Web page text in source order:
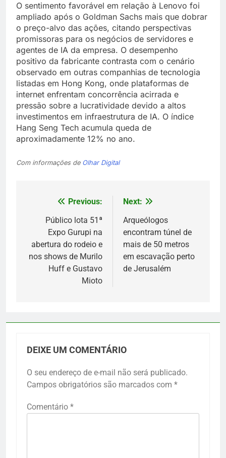
O sentimento favorável em relação à Lenovo foi
ampliado após o Goldman Sachs mais que dobrar
o preço-alvo das ações, citando perspectivas
promissoras para os negócios de servidores e
agentes de IA da empresa. O desempenho
positivo da fabricante contrasta com o cenário
observado em outras companhias de tecnologia
listadas em Hong Kong, onde plataformas de
internet enfrentam concorrência acirrada e
pressão sobre a lucratividade devido a altos
investimentos em infraestrutura de IA. O índice
Hang Seng Tech acumula queda de
aproximadamente 12% no ano.
Com informações de Olhar Digital
Navegação
Post
Previous:
Público lota 51ª
Expo Gurupi na
abertura do rodeio e
nos shows de Murilo
Huff e Gustavo
Mioto
Next:
Arqueólogos
encontram túnel de
mais de 50 metros
em escavação perto
de Jerusalém
DEIXE UM COMENTÁRIO
O seu endereço de e-mail não será publicado.
Campos obrigatórios são marcados com *
Comentário *